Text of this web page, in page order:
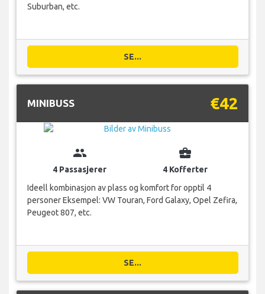
Suburban, etc.
SE...
MINIBUSS €42
group
4 Passasjerer
business_center
4 Kofferter
Ideell kombinasjon av plass og komfort for opptil 4
personer Eksempel: VW Touran, Ford Galaxy, Opel Zefira,
Peugeot 807, etc.
SE...